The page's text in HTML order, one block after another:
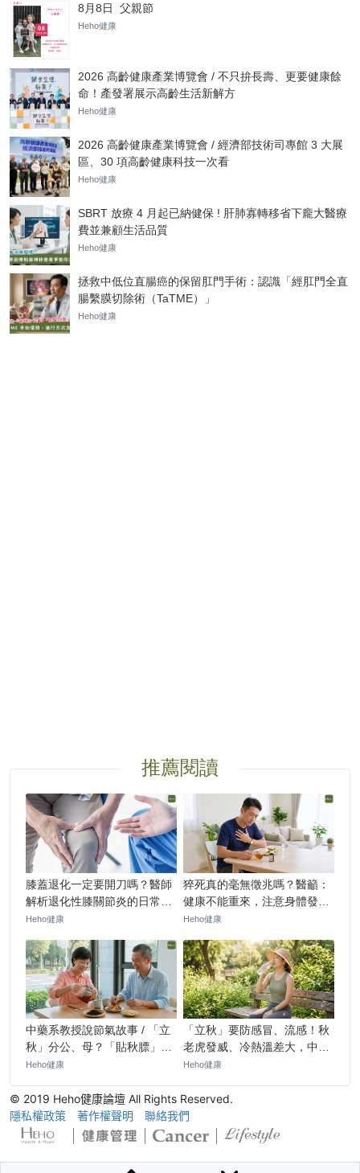
© 2019 Heho健康論壇 All Rights Reserved.
隱私權政策
著作權聲明 聯絡我們